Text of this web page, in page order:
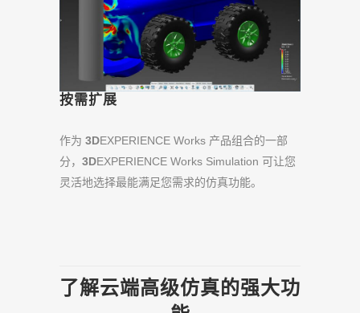
按需扩展
作为 3DEXPERIENCE Works 产品组合的一部
分， 3DEXPERIENCE Works Simulation 可让您
灵活地选择最能满足您需求的仿真功能。
了解云端高级仿真的强大功